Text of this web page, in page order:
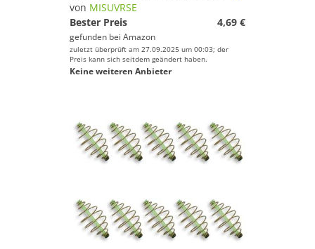
von MISUVRSE
Bester Preis
4,69 €
gefunden bei Amazon
zuletzt überprüft am 27.09.2025 um 00:03; der
Preis kann sich seitdem geändert haben.
Keine weiteren Anbieter